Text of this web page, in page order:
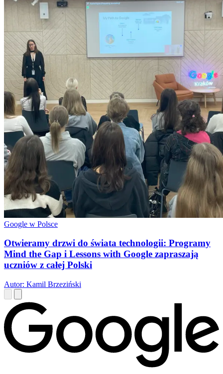
Google w Polsce
Otwieramy drzwi do świata technologii: Programy
Mind the Gap i Lessons with Google zapraszają
uczniów z całej Polski
Autor: Kamil Brzeziński